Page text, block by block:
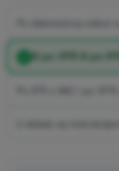
Ili po VFR ili po IFR.